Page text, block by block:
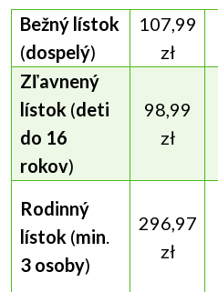
Bežný lístok
(dospelý)
107,99
zł
Zľavnený
lístok (deti
do 16
rokov)
98,99
zł
Rodinný
lístok (min.
3 osoby)
296,97
zł